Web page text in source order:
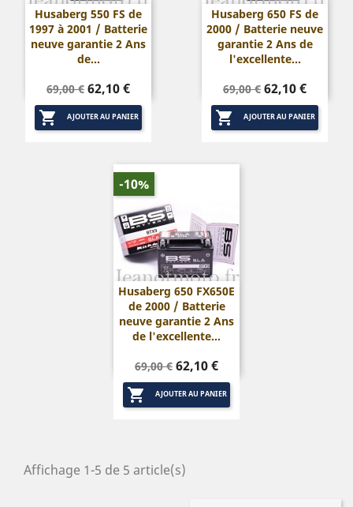
Husaberg 550 FS de
1997 à 2001 / Batterie
neuve garantie 2 Ans
de...
Prix
de
base
69,00 € Prix
62,10 €
 AJOUTER AU PANIER
Husaberg 650 FS de
2000 / Batterie neuve
garantie 2 Ans de
l'excellente...
Prix
de
base
69,00 € Prix
62,10 €
 AJOUTER AU PANIER
Husaberg 650 FX650E
de 2000 / Batterie
neuve garantie 2 Ans
de l'excellente...
Prix
de
base
69,00 € Prix
62,10 €
 AJOUTER AU PANIER
-10%
Affichage 1-5 de 5 article(s)